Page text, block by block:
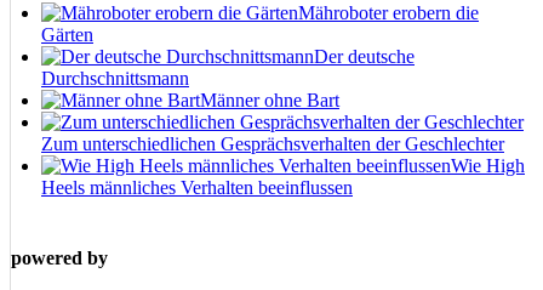
Mähroboter erobern die
Gärten
Der deutsche
Durchschnittsmann
Männer ohne Bart
Zum unterschiedlichen Gesprächsverhalten der Geschlechter
Wie High
Heels männliches Verhalten beeinflussen
powered by